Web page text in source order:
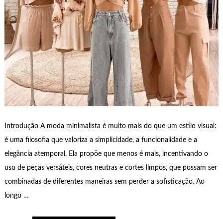
Introdução A moda minimalista é muito mais do que um estilo visual:
é uma filosofia que valoriza a simplicidade, a funcionalidade e a
elegância atemporal. Ela propõe que menos é mais, incentivando o
uso de peças versáteis, cores neutras e cortes limpos, que possam ser
combinadas de diferentes maneiras sem perder a sofisticação. Ao
longo …